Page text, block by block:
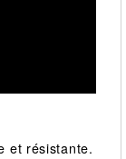
et résistante.